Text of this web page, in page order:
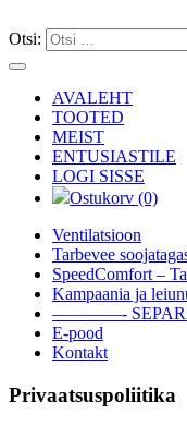
Otsi:
AVALEHT
TOOTED
MEIST
ENTUSIASTILE
LOGI SISSE
Ostukorv (0)
Ventilatsioon
Tarbevee
SpeedComfort –
Kampaania ja
————-
E-pood
Kontakt
Privaatsuspoliitika